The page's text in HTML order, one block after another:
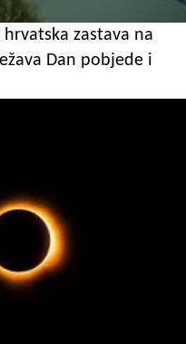
zastava na
Dan pobjede i